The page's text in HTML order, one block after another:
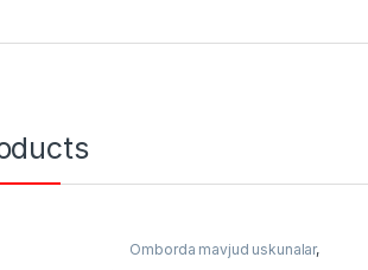
Omborda mavjud uskunalar,